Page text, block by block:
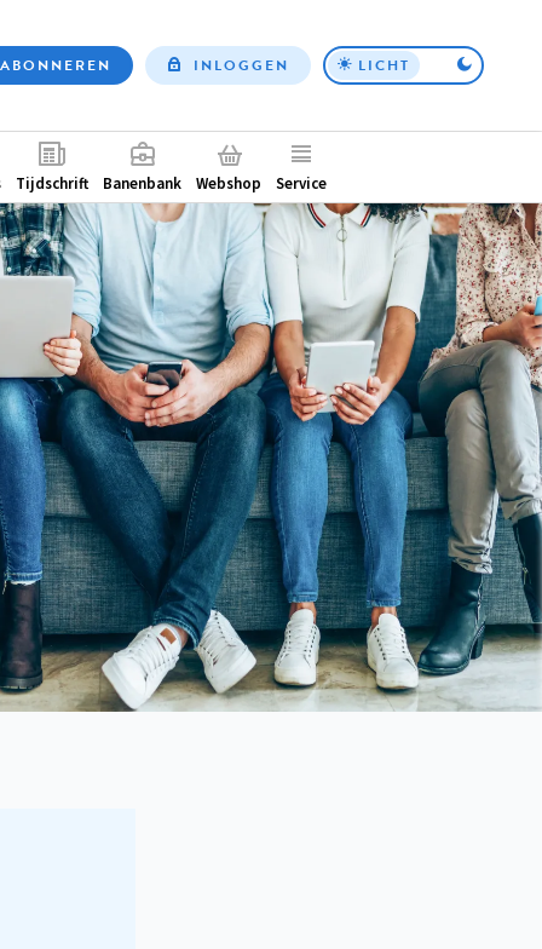
Top
ABONNEREN INLOGGEN LICHT
Tijdschrift Banenbank Webshop Service